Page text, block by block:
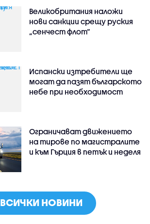
Великобритания наложи
нови санкции срещу руския
„сенчест флот“
Испански изтребители ще
могат да пазят българското
небе при необходимост
Ограничават движението
на тирове по магистралите
и към Гърция в петък и неделя
ВСИЧКИ НОВИНИ